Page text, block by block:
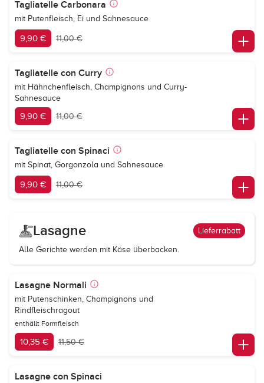
Tagliatelle Carbonara
mit Putenfleisch, Ei und Sahnesauce
9,90 € 11,00 €
Tagliatelle con Curry
mit Hähnchenfleisch, Champignons und Curry-
Sahnesauce
9,90 € 11,00 €
Tagliatelle con Spinaci
mit Spinat, Gorgonzola und Sahnesauce
9,90 € 11,00 €
Lasagne Lieferrabatt
Alle Gerichte werden mit Käse überbacken.
Lasagne Normali
mit Putenschinken, Champignons und
Rindfleischragout
enthällt Formfleisch
10,35 € 11,50 €
Lasagne con Spinaci